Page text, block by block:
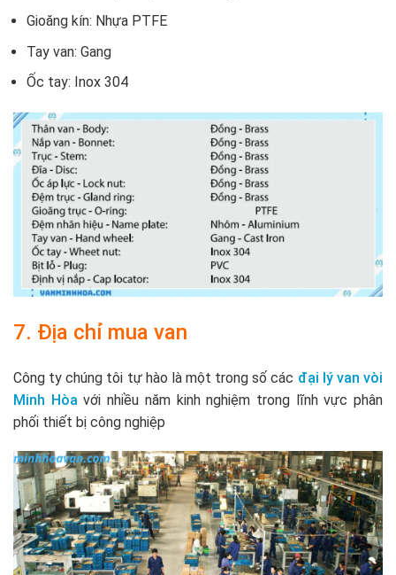
Gioăng kín: Nhựa PTFE
Tay van: Gang
Ốc tay: Inox 304
7. Địa chỉ mua van
Công ty chúng tôi tự hào là một trong số các đại lý van vòi
Minh Hòa với nhiều năm kinh nghiệm trong lĩnh vực phân
phối thiết bị công nghiệp